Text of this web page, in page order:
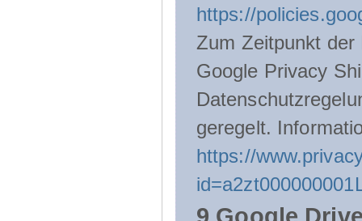
https://
Zum Zeitpunkt der
Google Privacy
geregelt.
https://